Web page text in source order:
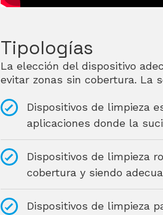
Tipologías
La elección del dispositivo
evitar zonas sin cobertura. La
Dispositivos de limpieza
aplicaciones donde la
Dispositivos de limpieza
cobertura y siendo
Dispositivos de limpieza